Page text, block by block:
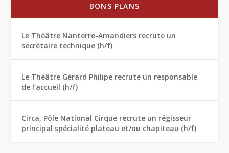
BONS PLANS
Le Théâtre Nanterre-Amandiers recrute un
secrétaire technique (h/f)
Le Théâtre Gérard Philipe recrute un responsable
de l’accueil (h/f)
Circa, Pôle National Cirque recrute un régisseur
principal spécialité plateau et/ou chapiteau (h/f)